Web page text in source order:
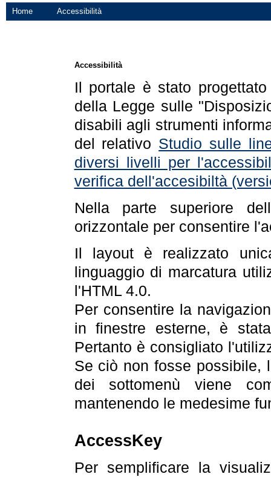
Home Accessibilità
Accessibilità
Il portale è stato
della Legge sulle
disabili agli strumenti
del relativo Studio sulle
diversi livelli per
verifica dell'accesibiltà
Nella parte superiore
orizzontale per consentire
Il layout è realizzato
linguaggio di marcatura
l'HTML 4.0.
Per consentire la
in finestre esterne, è
Pertanto è consigliato
Se ciò non fosse possibile,
dei sottomenù viene
mantenendo le medesime
AccessKey
Per semplificare la